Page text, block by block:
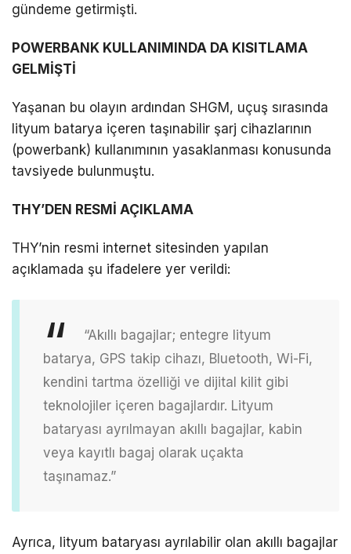
gündeme getirmişti.
POWERBANK KULLANIMINDA DA KISITLAMA
GELMİŞTİ
Yaşanan bu olayın ardından SHGM, uçuş sırasında
lityum batarya içeren taşınabilir şarj cihazlarının
(powerbank) kullanımının yasaklanması konusunda
tavsiyede bulunmuştu.
THY’DEN RESMİ AÇIKLAMA
THY’nin resmi internet sitesinden yapılan
açıklamada şu ifadelere yer verildi:
“Akıllı bagajlar; entegre lityum
batarya, GPS takip cihazı, Bluetooth, Wi-Fi,
kendini tartma özelliği ve dijital kilit gibi
teknolojiler içeren bagajlardır. Lityum
bataryası ayrılmayan akıllı bagajlar, kabin
veya kayıtlı bagaj olarak uçakta
taşınamaz.”
Ayrıca, lityum bataryası ayrılabilir olan akıllı bagajlar